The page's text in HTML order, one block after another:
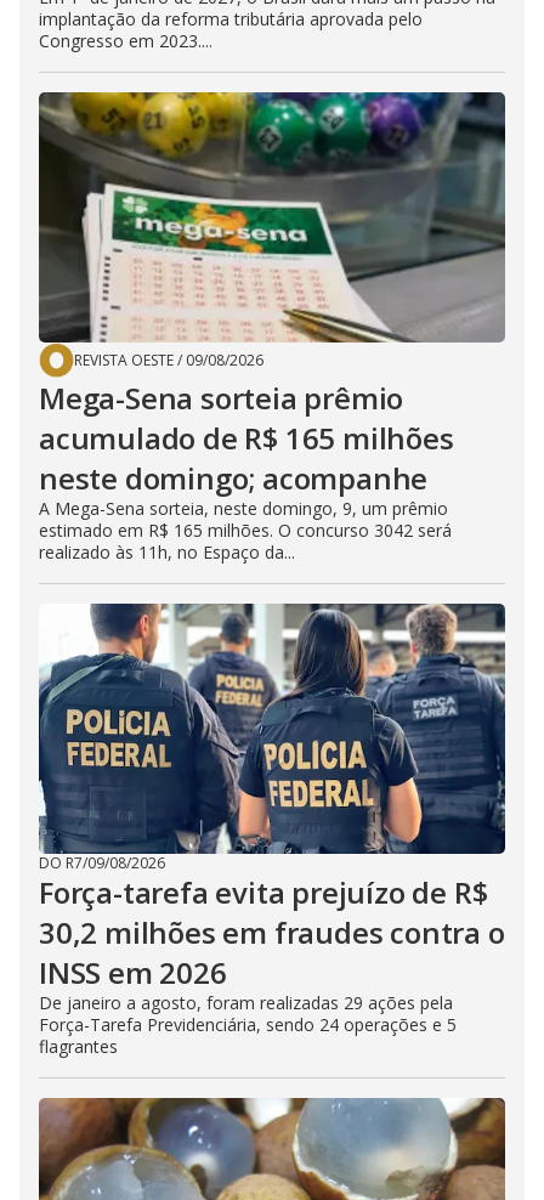
implantação da reforma tributária aprovada pelo
Congresso em 2023....
REVISTA OESTE/ 09/08/2026
Mega-Sena sorteia prêmio
acumulado de R$ 165 milhões
neste domingo; acompanhe
A Mega-Sena sorteia, neste domingo, 9, um prêmio
estimado em R$ 165 milhões. O concurso 3042 será
realizado às 11h, no Espaço da...
DO R7/09/08/2026
Força-tarefa evita prejuízo de R$
30,2 milhões em fraudes contra o
INSS em 2026
De janeiro a agosto, foram realizadas 29 ações pela
Força-Tarefa Previdenciária, sendo 24 operações e 5
flagrantes